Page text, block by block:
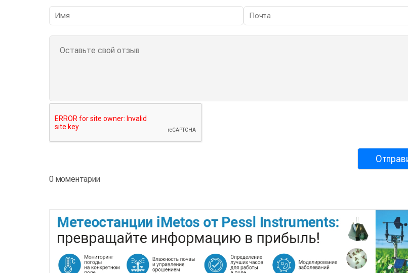
0 моментарии